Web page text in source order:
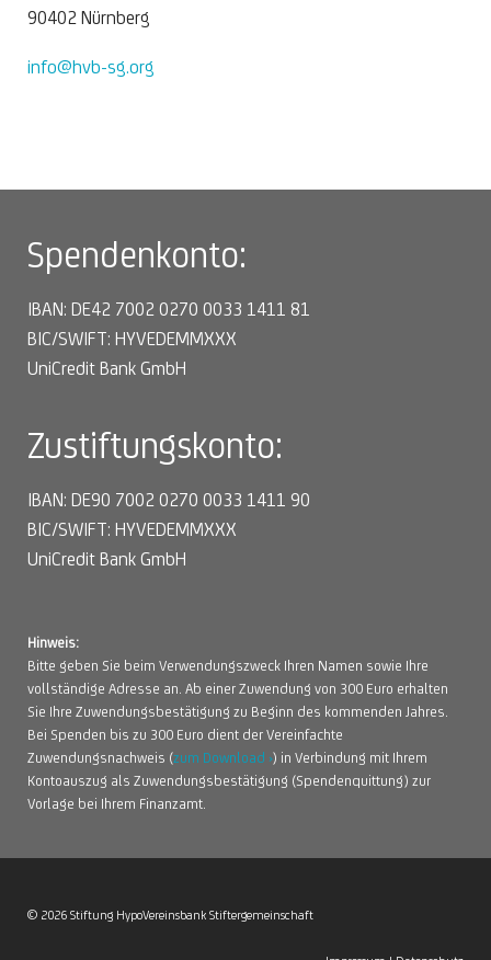
90402 Nürnberg
info@hvb-sg.org
Spendenkonto:
IBAN: DE42 7002 0270 0033 1411 81
BIC/SWIFT: HYVEDEMMXXX
UniCredit Bank GmbH
Zustiftungskonto:
IBAN: DE90 7002 0270 0033 1411 90
BIC/SWIFT: HYVEDEMMXXX
UniCredit Bank GmbH
Hinweis:
Bitte geben Sie beim Verwendungszweck Ihren Namen sowie Ihre
vollständige Adresse an. Ab einer Zuwendung von 300 Euro erhalten
Sie Ihre Zuwendungsbestätigung zu Beginn des kommenden Jahres.
Bei Spenden bis zu 300 Euro dient der Vereinfachte
Zuwendungsnachweis (zum Download ›) in Verbindung mit Ihrem
Kontoauszug als Zuwendungsbestätigung (Spendenquittung) zur
Vorlage bei Ihrem Finanzamt.
© 2026 Stiftung HypoVereinsbank Stiftergemeinschaft